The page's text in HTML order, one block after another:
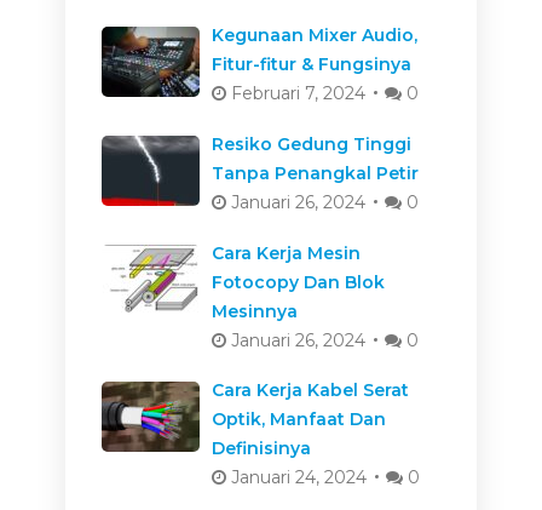
Kegunaan Mixer Audio,
Fitur-fitur & Fungsinya
Februari 7, 2024
0
Resiko Gedung Tinggi
Tanpa Penangkal Petir
Januari 26, 2024
0
Cara Kerja Mesin
Fotocopy Dan Blok
Mesinnya
Januari 26, 2024
0
Cara Kerja Kabel Serat
Optik, Manfaat Dan
Definisinya
Januari 24, 2024
0